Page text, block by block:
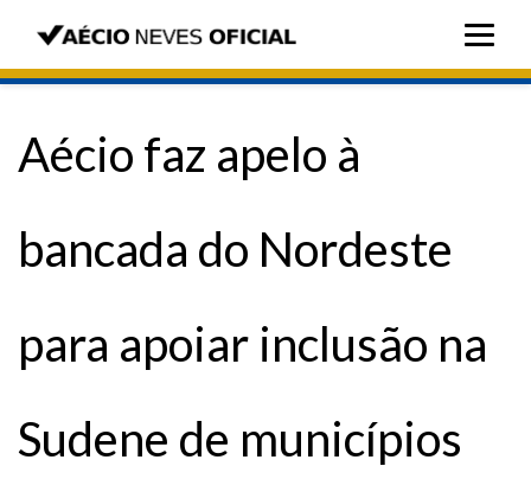
Aécio faz apelo à
bancada do Nordeste
para apoiar inclusão na
Sudene de municípios